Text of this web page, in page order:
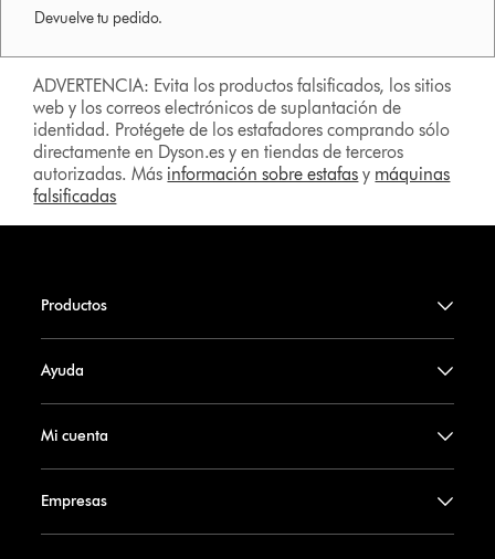
Devuelve tu pedido.
ADVERTENCIA: Evita los productos falsificados, los sitios
web y los correos electrónicos de suplantación de
identidad. Protégete de los estafadores comprando sólo
directamente en Dyson.es y en tiendas de terceros
autorizadas. Más información sobre estafas y máquinas
falsificadas
Productos
Ayuda
Mi cuenta
Empresas